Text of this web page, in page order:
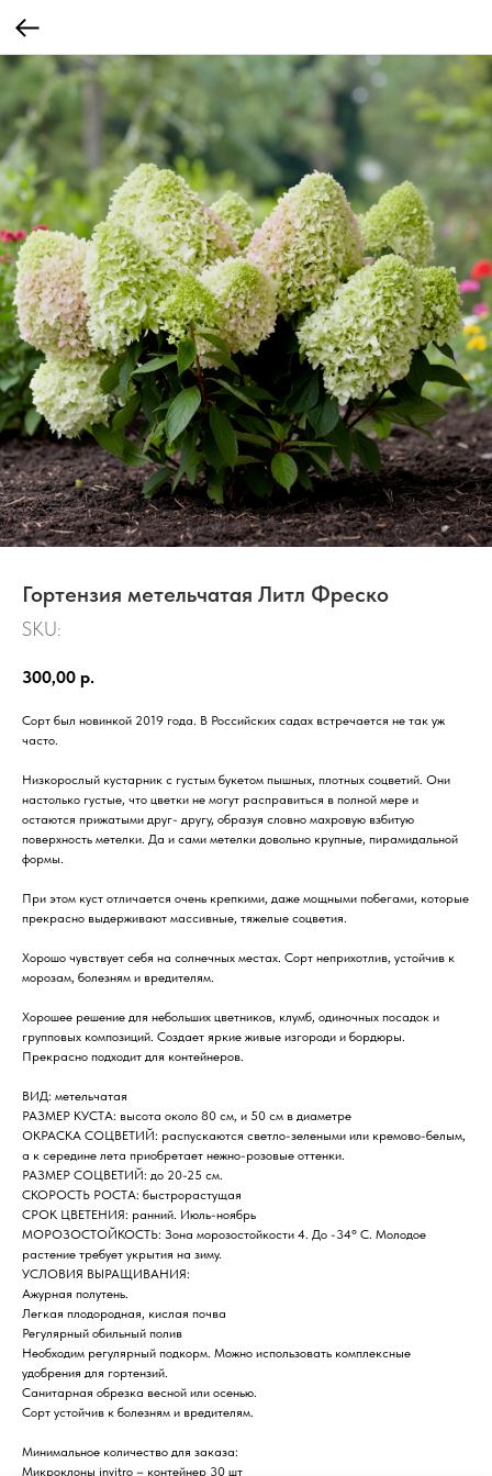
Гортензия метельчатая Литл Фреско
SKU:
300,00 р.
Сорт был новинкой 2019 года. В Российских садах встречается не так уж
часто.
Низкорослый кустарник с густым букетом пышных, плотных соцветий. Они
настолько густые, что цветки не могут расправиться в полной мере и
остаются прижатыми друг- другу, образуя словно махровую взбитую
поверхность метелки. Да и сами метелки довольно крупные, пирамидальной
формы.
При этом куст отличается очень крепкими, даже мощными побегами, которые
прекрасно выдерживают массивные, тяжелые соцветия.
Хорошо чувствует себя на солнечных местах. Сорт неприхотлив, устойчив к
морозам, болезням и вредителям.
Хорошее решение для небольших цветников, клумб, одиночных посадок и
групповых композиций. Создает яркие живые изгороди и бордюры.
Прекрасно подходит для контейнеров.
ВИД: метельчатая
РАЗМЕР КУСТА: высота около 80 см, и 50 см в диаметре
ОКРАСКА СОЦВЕТИЙ: распускаются светло-зелеными или кремово-белым,
а к середине лета приобретает нежно-розовые оттенки.
РАЗМЕР СОЦВЕТИЙ: до 20-25 см.
СКОРОСТЬ РОСТА: быстрорастущая
СРОК ЦВЕТЕНИЯ: ранний. Июль-ноябрь
МОРОЗОСТОЙКОСТЬ: Зона морозостойкости 4. До -34° C. Молодое
растение требует укрытия на зиму.
УСЛОВИЯ ВЫРАЩИВАНИЯ:
Ажурная полутень.
Легкая плодородная, кислая почва
Регулярный обильный полив
Необходим регулярный подкорм. Можно использовать комплексные
удобрения для гортензий.
Санитарная обрезка весной или осенью.
Сорт устойчив к болезням и вредителям.
Минимальное количество для заказа:
Микроклоны invitro – контейнер 30 шт